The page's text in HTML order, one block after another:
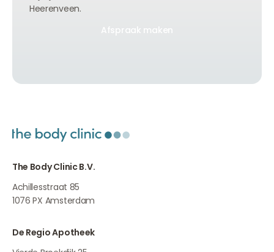
Heerenveen.
Afspraak maken
The Body Clinic B.V.
Achillesstraat 85
1076 PX Amsterdam
De Regio Apotheek